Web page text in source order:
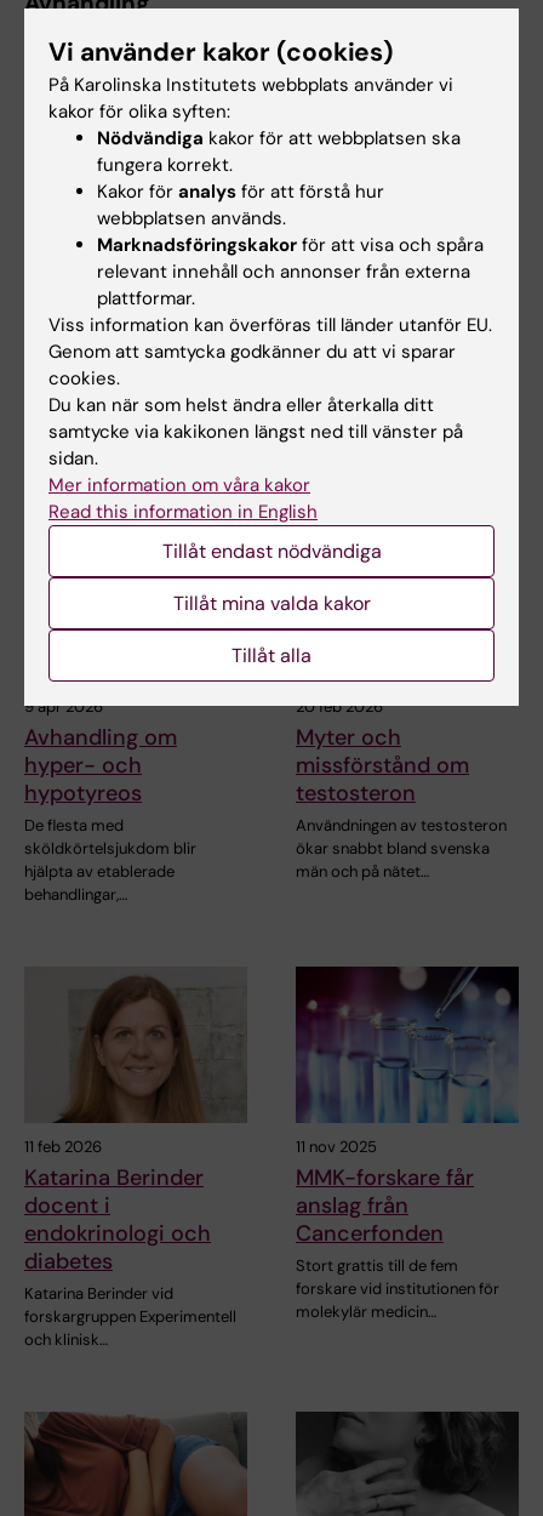
Severe COVID-19 and routine biomarker
patterns
Endokrinologi
Uppdaterad av:
Lilian Pagrot 2024-09-10
Dela
Relaterade artiklar
9 apr 2026
Avhandling om
hyper- och
hypotyreos
De flesta med
sköldkörtelsjukdom blir
hjälpta av etablerade
behandlingar,…
20 feb 2026
Myter och
missförstånd om
testosteron
Användningen av testosteron
ökar snabbt bland svenska
män och på nätet…
11 feb 2026
Katarina Berinder
docent i
endokrinologi och
diabetes
Katarina Berinder vid
forskargruppen Experimentell
och klinisk…
11 nov 2025
MMK-forskare får
anslag från
Cancerfonden
Stort grattis till de fem
forskare vid institutionen för
molekylär medicin…
Vi använder kakor (cookies)
På Karolinska Institutets webbplats använder vi
kakor för olika syften:
Nödvändiga kakor för att webbplatsen ska
fungera korrekt.
Kakor för analys för att förstå hur
webbplatsen används.
Marknadsföringskakor för att visa och spåra
relevant innehåll och annonser från externa
plattformar.
Viss information kan överföras till länder utanför EU.
Genom att samtycka godkänner du att vi sparar
cookies.
Du kan när som helst ändra eller återkalla ditt
samtycke via kakikonen längst ned till vänster på
sidan.
Mer information om våra kakor
Read this information in English
Tillåt endast nödvändiga
Tillåt mina valda kakor
Tillåt alla